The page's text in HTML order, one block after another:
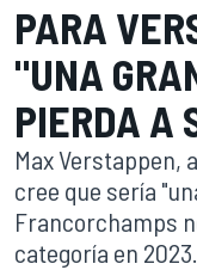
PARA
"UNA
PIERDA A
Max Verstappen,
cree que sería
Francorchamps
categoría en 2023.